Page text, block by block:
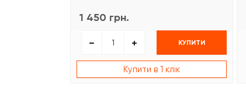
1 450 грн.
КУПИТИ
Купити в 1 клік